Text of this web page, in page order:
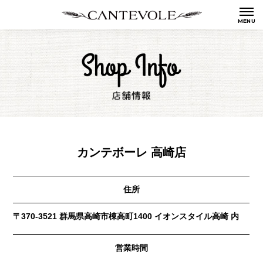
カンテボーレ 高崎店
住所
〒370-3521 群馬県高崎市棟高町1400 イオンスタイル高崎 内
営業時間